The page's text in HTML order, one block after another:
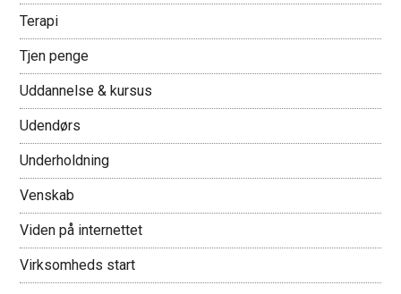
Terapi
Tjen penge
Uddannelse & kursus
Udendørs
Underholdning
Venskab
Viden på internettet
Virksomheds start